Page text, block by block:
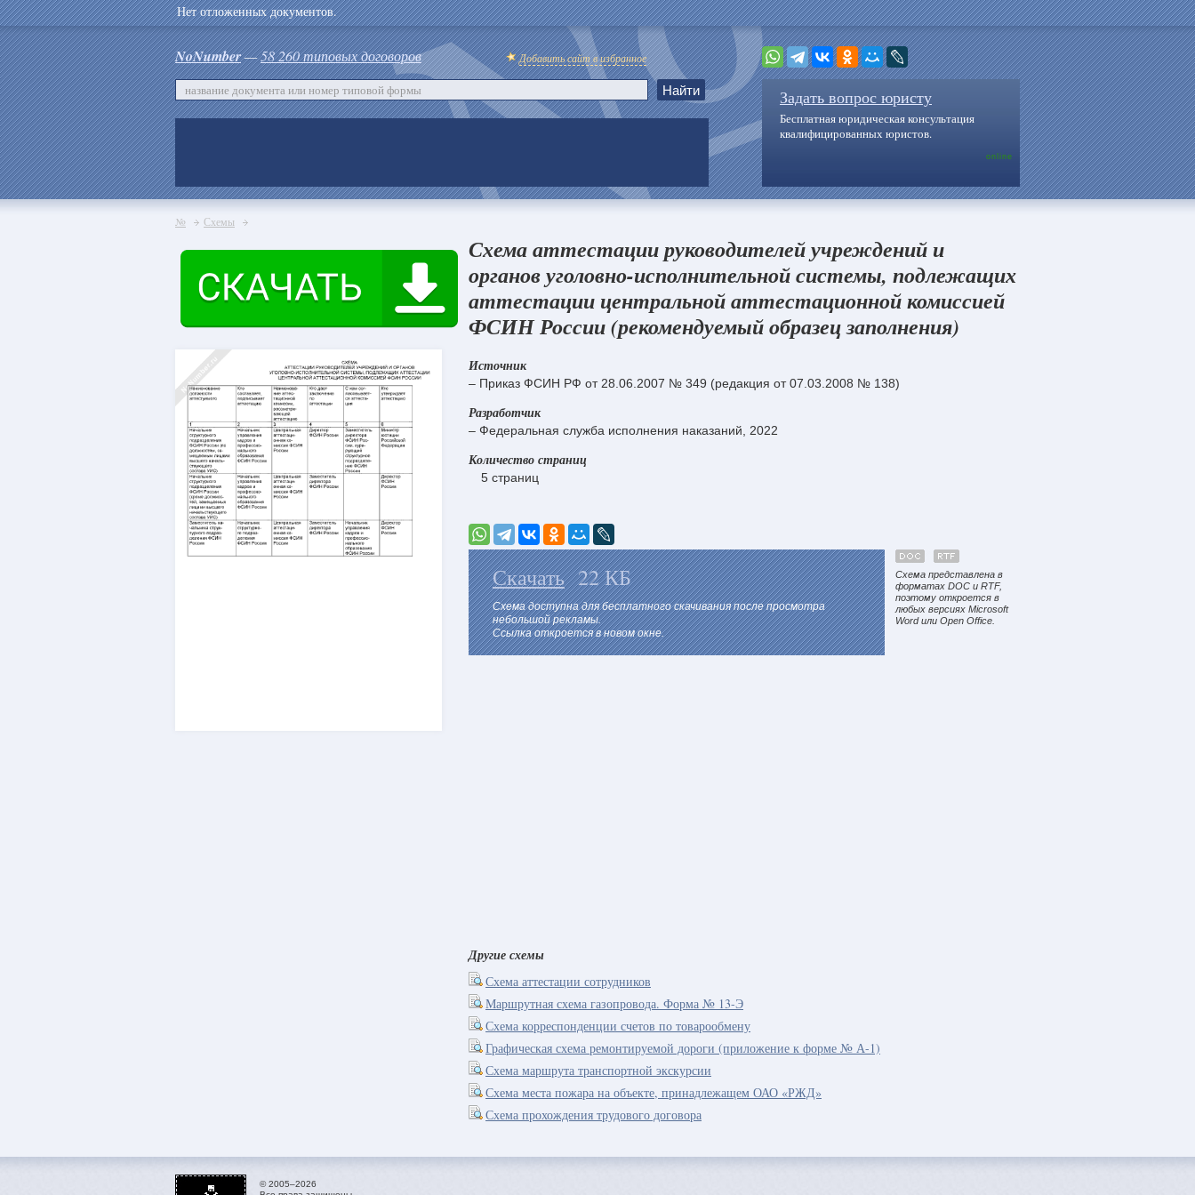
Нет отложенных документов.
NoNumber—58 260 типовых договоров Добавить сайт в избранное
Задать вопрос юристу
Бесплатная юридическая консультация
квалифицированных юристов.
online
№ Схемы
Схема аттестации руководителей учреждений и
органов уголовно-исполнительной системы, подлежащих
аттестации центральной аттестационной комиссией
ФСИН России (рекомендуемый образец заполнения)
Источник
– Приказ ФСИН РФ от 28.06.2007 № 349 (редакция от 07.03.2008 № 138)
Разработчик
– Федеральная служба исполнения наказаний, 2022
Количество страниц
5 страниц
Скачать 22 КБ
Схема доступна для бесплатного скачивания после просмотра
небольшой рекламы.
Ссылка откроется в новом окне.
Схема представлена в
форматах DOC и RTF,
поэтому откроется в
любых версиях Microsoft
Word или Open Office.
Другие схемы
Схема аттестации сотрудников
Маршрутная схема газопровода. Форма № 13-Э
Схема корреспонденции счетов по товарообмену
Графическая схема ремонтируемой дороги (приложение к форме № А-1)
Схема маршрута транспортной экскурсии
Схема места пожара на объекте, принадлежащем ОАО «РЖД»
Схема прохождения трудового договора
© 2005–2026